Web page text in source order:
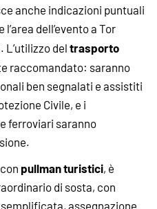
anche indicazioni puntuali
dell’evento a Tor
L’utilizzo deltrasporto
raccomandato: saranno
ben segnalati e assistiti
Civile, e i
ferroviari saranno
pullman turistici, è
di sosta, con
assegnazione